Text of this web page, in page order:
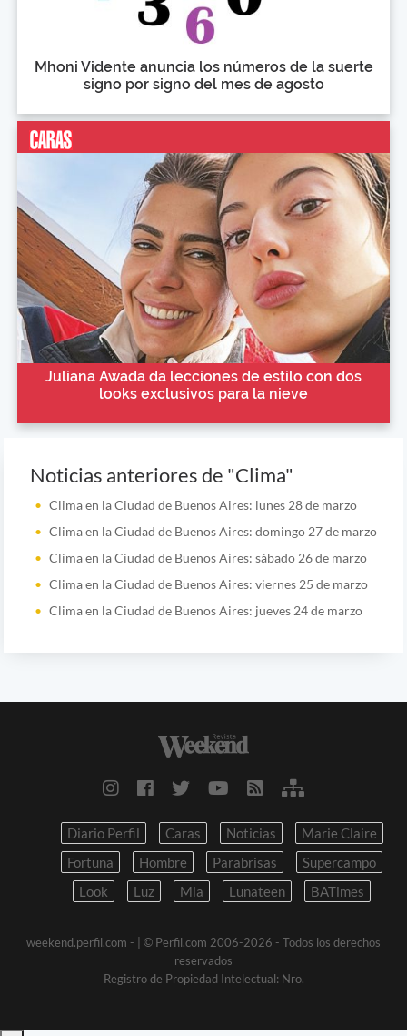
Mhoni Vidente anuncia los números de la suerte
signo por signo del mes de agosto
Juliana Awada da lecciones de estilo con dos
looks exclusivos para la nieve
Noticias anteriores de "Clima"
Clima en la Ciudad de Buenos Aires: lunes 28 de marzo
Clima en la Ciudad de Buenos Aires: domingo 27 de marzo
Clima en la Ciudad de Buenos Aires: sábado 26 de marzo
Clima en la Ciudad de Buenos Aires: viernes 25 de marzo
Clima en la Ciudad de Buenos Aires: jueves 24 de marzo
Diario Perfil Caras Noticias
Marie Claire
Fortuna
Hombre Parabrisas
Supercampo
Look
Luz Mia Lunateen BATimes
weekend.perfil.com -
| © Perfil.com 2006-2026 - Todos los derechos
reservados
Registro de Propiedad Intelectual: Nro.